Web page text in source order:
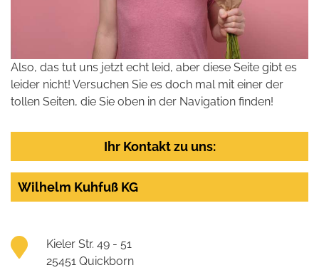
Also, das tut uns jetzt echt leid, aber diese Seite gibt es
leider nicht! Versuchen Sie es doch mal mit einer der
tollen Seiten, die Sie oben in der Navigation finden!
Ihr Kontakt zu uns:
Wilhelm Kuhfuß KG
Kieler Str. 49 - 51
25451 Quickborn